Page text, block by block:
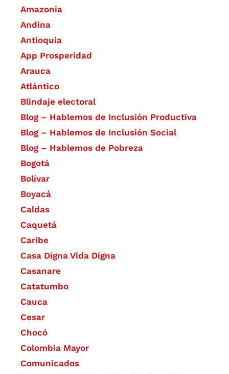
Amazonia
Andina
Antioquia
App Prosperidad
Arauca
Atlántico
Blindaje electoral
Blog – Hablemos de Inclusión Productiva
Blog – Hablemos de Inclusión Social
Blog – Hablemos de Pobreza
Bogotá
Bolívar
Boyacá
Caldas
Caquetá
Caribe
Casa Digna Vida Digna
Casanare
Catatumbo
Cauca
Cesar
Chocó
Colombia Mayor
Comunicados